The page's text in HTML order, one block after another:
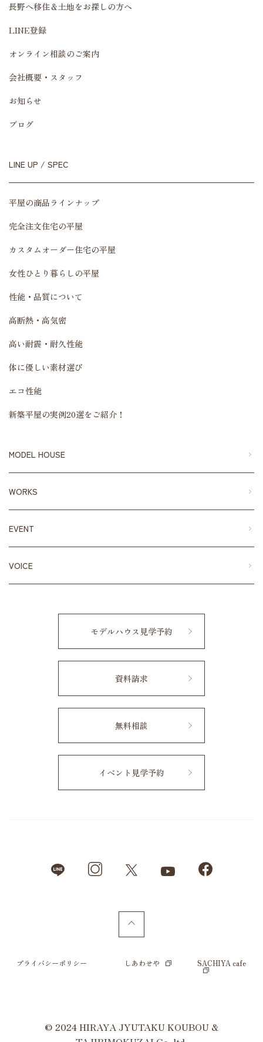
長野へ移住＆土地をお探しの方へ
LINE登録
オンライン相談のご案内
会社概要・スタッフ
お知らせ
ブログ
LINE UP / SPEC
平屋の商品ラインナップ
完全注文住宅の平屋
カスタムオーダー住宅の平屋
女性ひとり暮らしの平屋
性能・品質について
高断熱・高気密
高い耐震・耐久性能
体に優しい素材選び
エコ性能
新築平屋の実例20選をご紹介！
MODEL HOUSE
WORKS
EVENT
VOICE
モデルハウス見学予約
資料請求
無料相談
イベント見学予約
プライバシーポリシー しあわせや SACHIYA cafe
© 2024 HIRAYA JYUTAKU KOUBOU &